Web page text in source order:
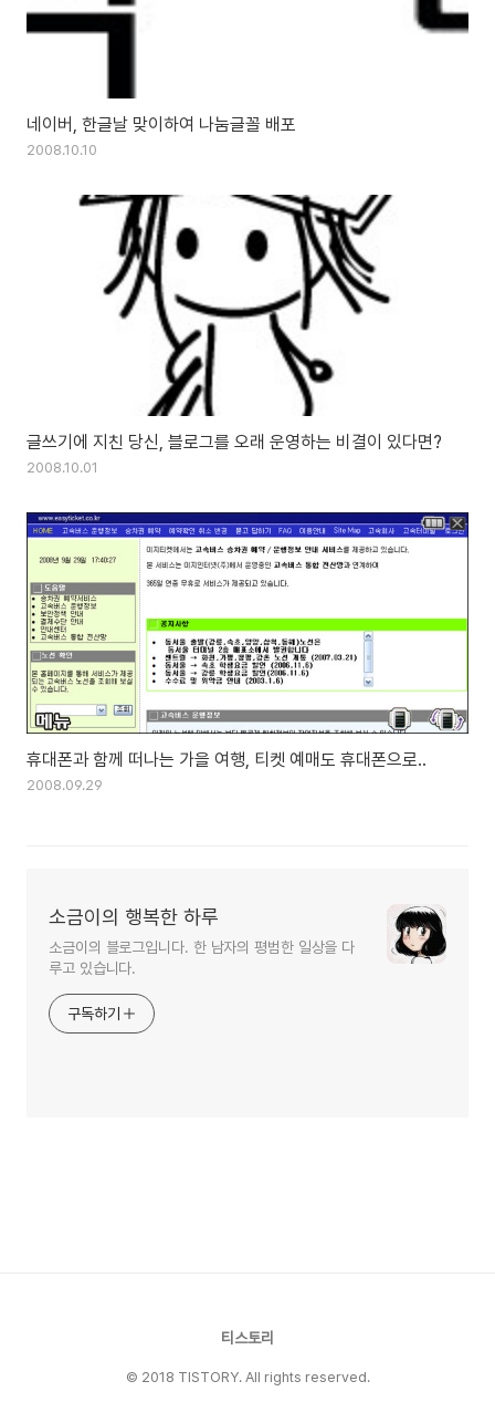
네이버, 한글날 맞이하여 나눔글꼴 배포
2008.10.10
글쓰기에 지친 당신, 블로그를 오래 운영하는 비결이 있다면?
2008.10.01
휴대폰과 함께 떠나는 가을 여행, 티켓 예매도 휴대폰으로..
2008.09.29
소금이의 행복한 하루
소금이의 블로그입니다. 한 남자의 평범한 일상을 다
루고 있습니다.
구독하기
티스토리
© 2018 TISTORY. All rights reserved.